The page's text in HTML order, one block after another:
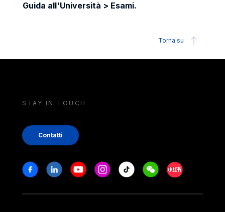
Guida all'Università > Esami.
Torna su
STAY IN TOUCH
Contatti
Stay in touch
FacebookLinkedinYoutubeInstagram
Tiktok WeechatXiaohongshu/